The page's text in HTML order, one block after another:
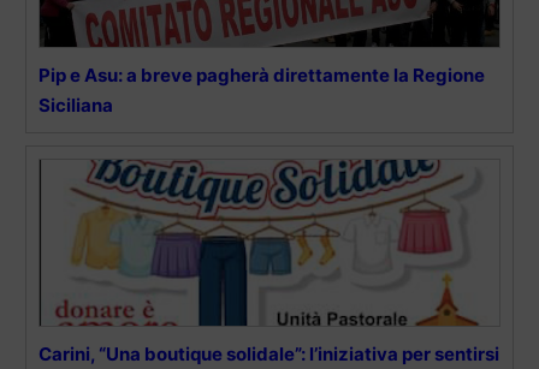
Pip e Asu: a breve pagherà direttamente la Regione
Siciliana
Carini, “Una boutique solidale”: l’iniziativa per sentirsi